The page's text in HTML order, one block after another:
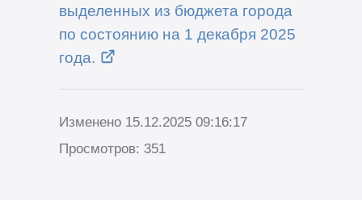
выделенных из бюджета города
по состоянию на 1 декабря 2025
года.
Изменено 15.12.2025 09:16:17
Просмотров: 351